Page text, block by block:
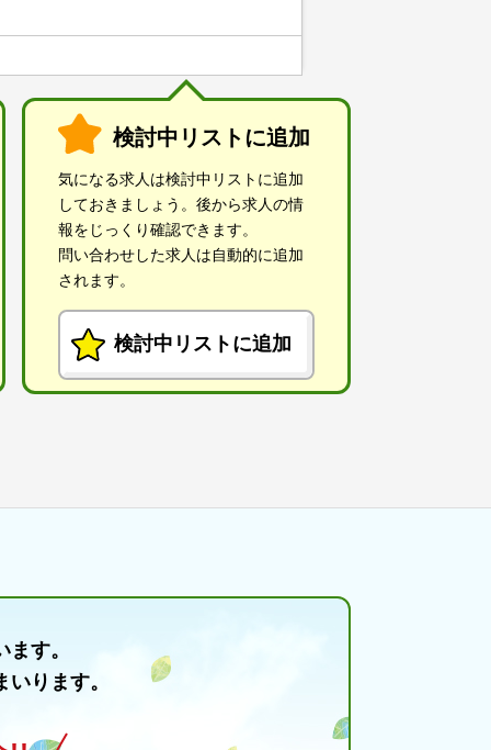
検討中リストに追加
気になる求人は検討中リストに追加
しておきましょう。後から求人の情
報をじっくり確認できます。
問い合わせした求人は自動的に追加
されます。
検討中リストに追加
す。
ります。